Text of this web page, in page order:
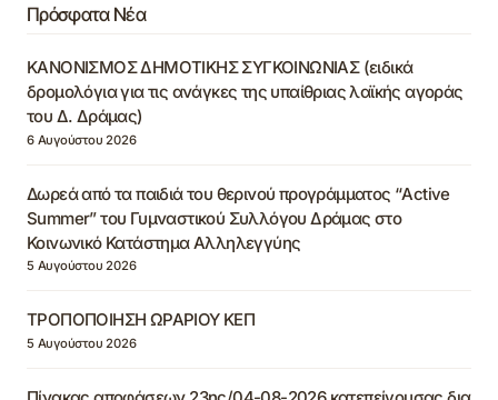
Πρόσφατα Νέα
ΚΑΝΟΝΙΣΜΟΣ ΔΗΜΟΤΙΚΗΣ ΣΥΓΚΟΙΝΩΝΙΑΣ (ειδικά
δρομολόγια για τις ανάγκες της υπαίθριας λαϊκής αγοράς
του Δ. Δράμας)
6 Αυγούστου 2026
Δωρεά από τα παιδιά του θερινού προγράμματος “Active
Summer” του Γυμναστικού Συλλόγου Δράμας στο
Κοινωνικό Κατάστημα Αλληλεγγύης
5 Αυγούστου 2026
ΤΡΟΠΟΠΟΙΗΣΗ ΩΡΑΡΙΟΥ ΚΕΠ
5 Αυγούστου 2026